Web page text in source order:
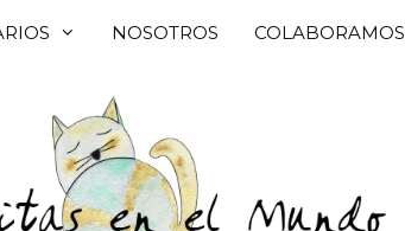
NOSOTROS COLABORAMOS